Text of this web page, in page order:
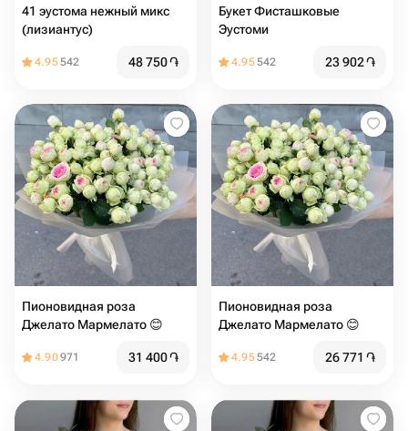
41 эустома нежный микс
(лизиантус)
4.95542 48 750֏
Букет Фисташковые
Эустоми
4.95542 23 902֏
Пионовидная роза
Джелато Мармелато 😊
4.90971 31 400֏
Пионовидная роза
Джелато Мармелато 😊
4.95542 26 771 ֏